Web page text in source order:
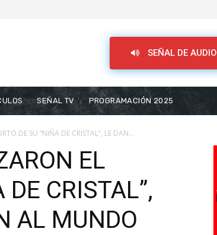
SEÑAL DE AUDIO
SEÑAL TV PROGRAMACIÓN 2025
DE SU “NIÑA DE CRISTAL”, LE DAN...
EL
CRISTAL”,
AL MUNDO